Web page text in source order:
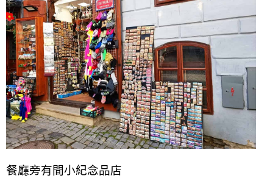
餐廳旁有間小紀念品店